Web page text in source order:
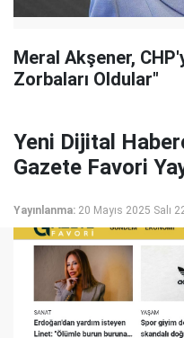
Meral Akşener,
Zorbaları Oldular"
Yeni Dijital
Gazete Favori
Yayınlanma: 20 Mayıs 2025 Salı